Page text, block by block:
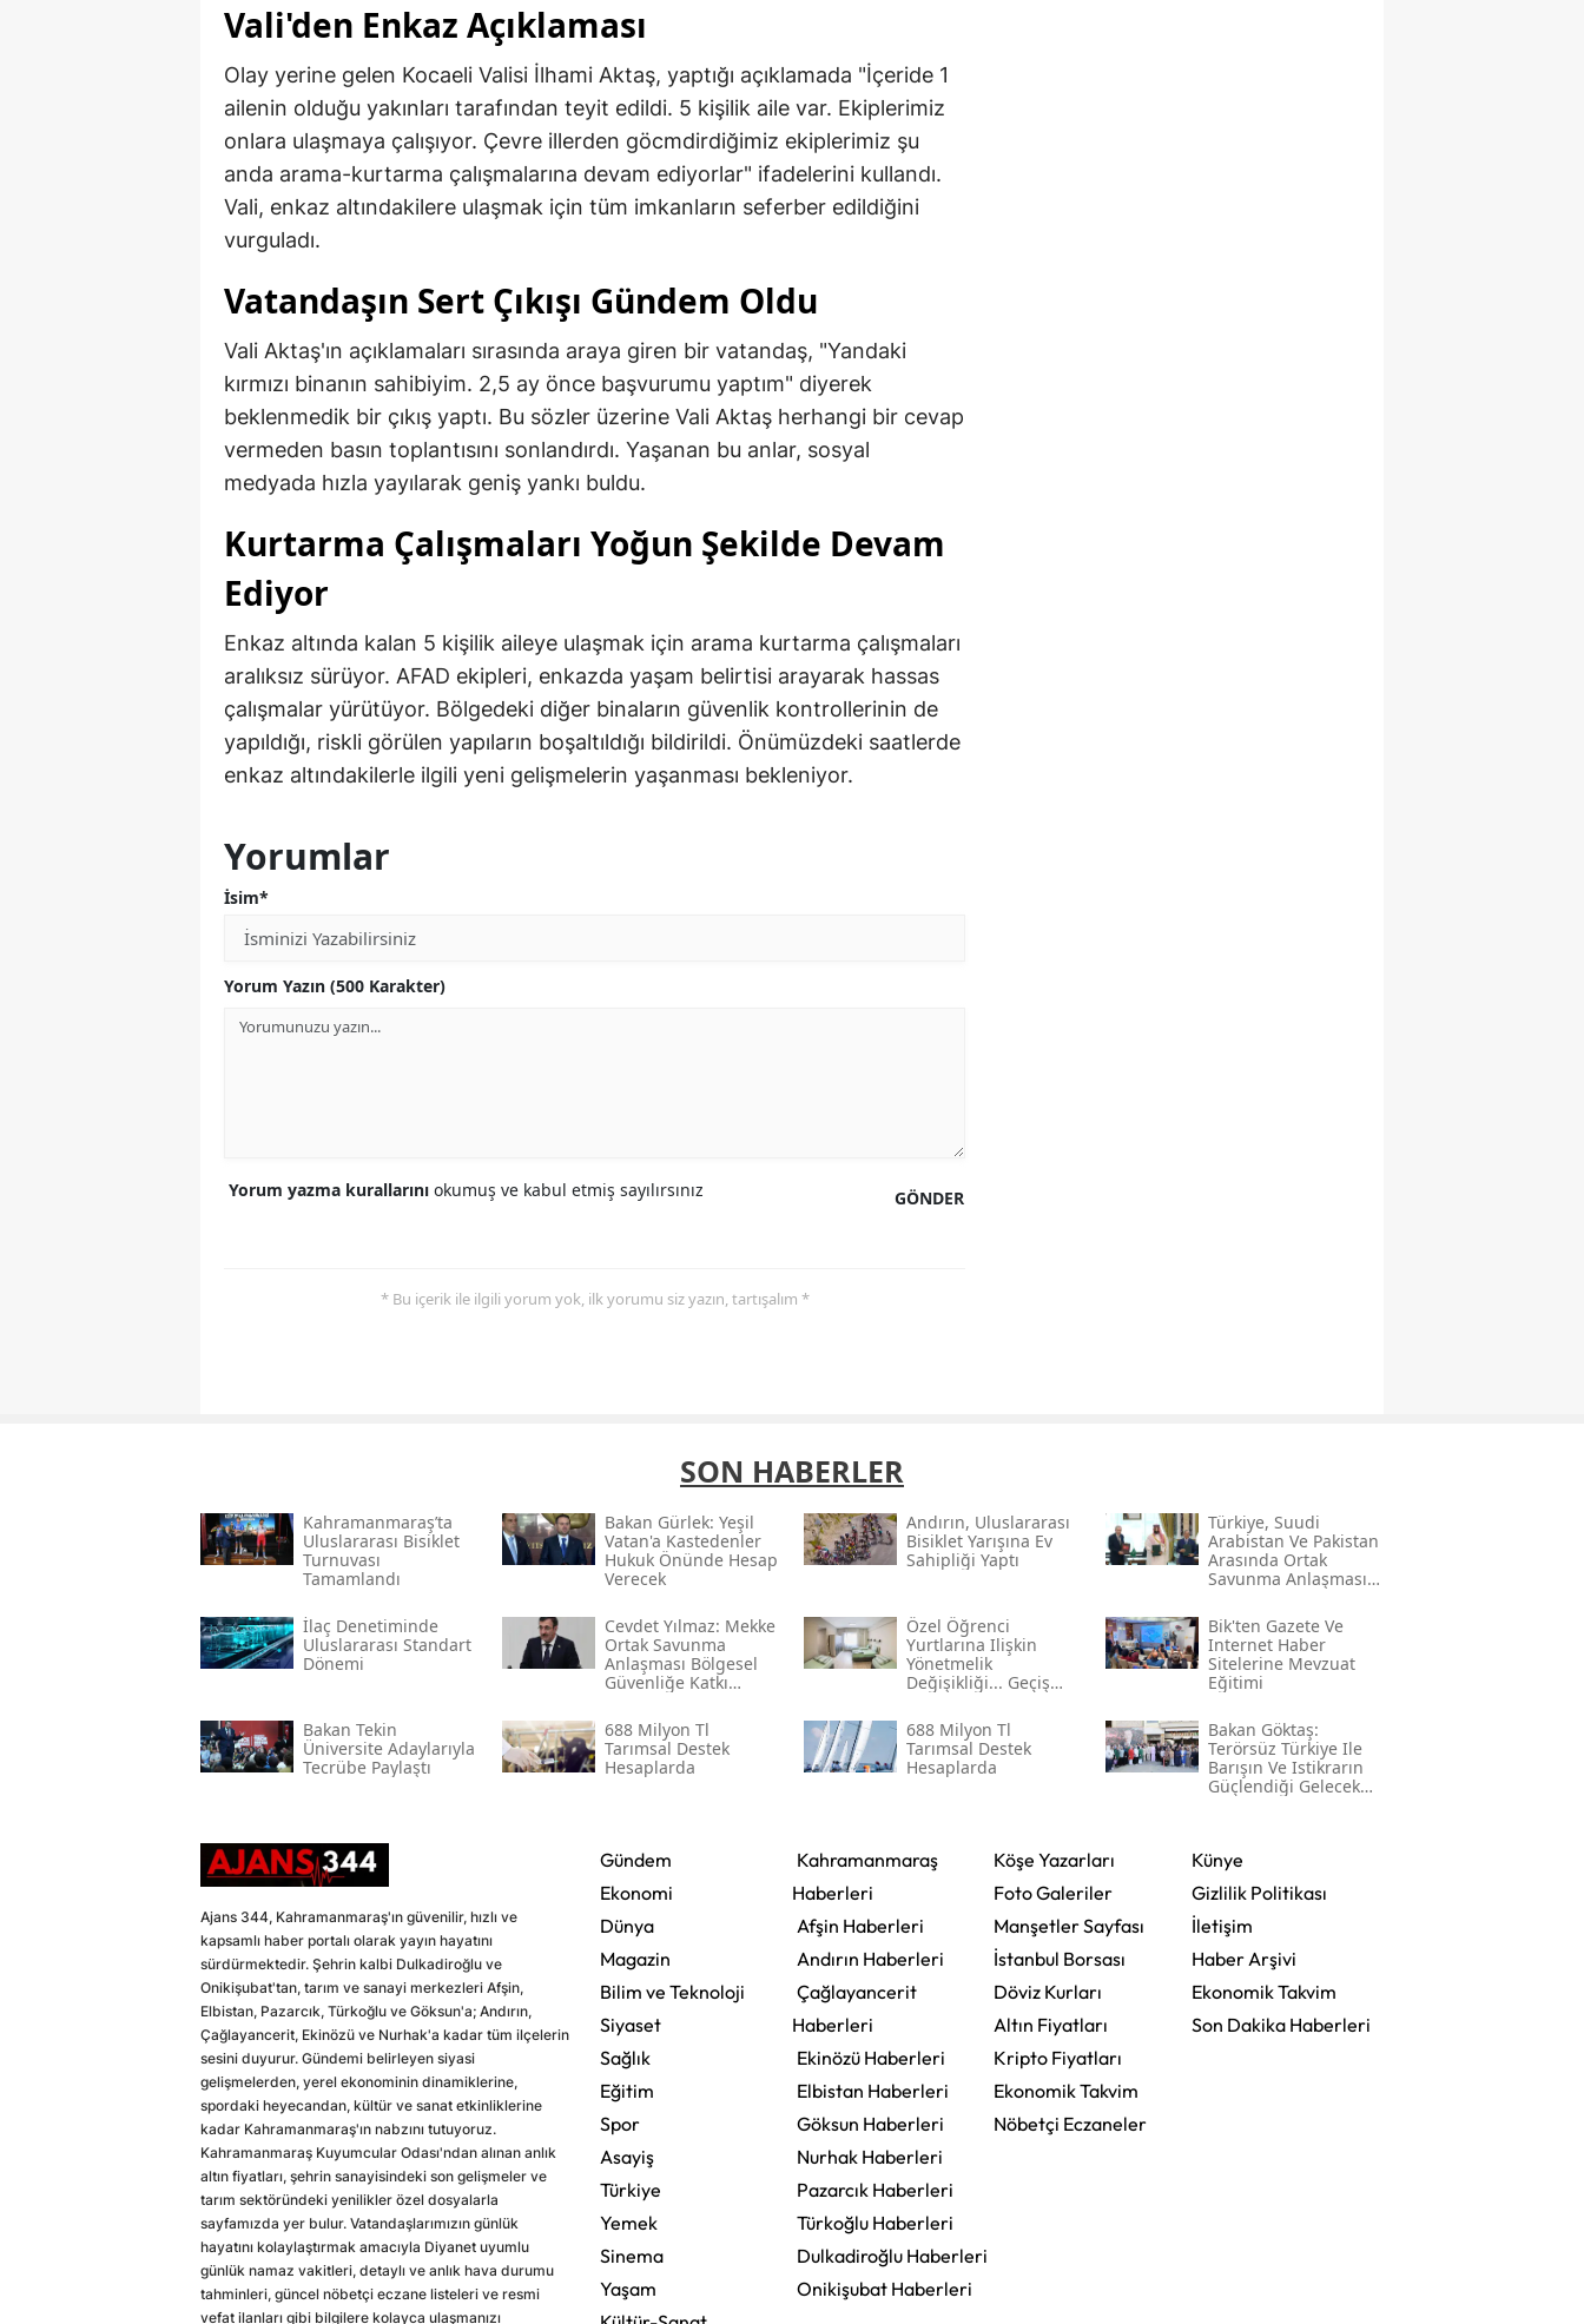
Vali'den Enkaz Açıklaması
Olay yerine gelen Kocaeli Valisi İlhami Aktaş, yaptığı açıklamada "İçeride 1
ailenin olduğu yakınları tarafından teyit edildi. 5 kişilik aile var. Ekiplerimiz
onlara ulaşmaya çalışıyor. Çevre illerden göcmdirdiğimiz ekiplerimiz şu
anda arama-kurtarma çalışmalarına devam ediyorlar" ifadelerini kullandı.
Vali, enkaz altındakilere ulaşmak için tüm imkanların seferber edildiğini
vurguladı.
Vatandaşın Sert Çıkışı Gündem Oldu
Vali Aktaş'ın açıklamaları sırasında araya giren bir vatandaş, "Yandaki
kırmızı binanın sahibiyim. 2,5 ay önce başvurumu yaptım" diyerek
beklenmedik bir çıkış yaptı. Bu sözler üzerine Vali Aktaş herhangi bir cevap
vermeden basın toplantısını sonlandırdı. Yaşanan bu anlar, sosyal
medyada hızla yayılarak geniş yankı buldu.
Kurtarma Çalışmaları Yoğun Şekilde Devam
Ediyor
Enkaz altında kalan 5 kişilik aileye ulaşmak için arama kurtarma çalışmaları
aralıksız sürüyor. AFAD ekipleri, enkazda yaşam belirtisi arayarak hassas
çalışmalar yürütüyor. Bölgedeki diğer binaların güvenlik kontrollerinin de
yapıldığı, riskli görülen yapıların boşaltıldığı bildirildi. Önümüzdeki saatlerde
enkaz altındakilerle ilgili yeni gelişmelerin yaşanması bekleniyor.
Yorumlar
İsim*
Yorum Yazın (500 Karakter)
GÖNDER
Yorum yazma kurallarını okumuş ve kabul etmiş sayılırsınız
* Bu içerik ile ilgili yorum yok, ilk yorumu siz yazın, tartışalım *
SON HABERLER
Kahramanmaraş’ta
Uluslararası Bisiklet
Turnuvası
Tamamlandı
Bakan Gürlek: Yeşil
Vatan'a Kastedenler
Hukuk Önünde Hesap
Verecek
Andırın, Uluslararası
Bisiklet Yarışına Ev
Sahipliği Yaptı
Türkiye, Suudi
Arabistan Ve Pakistan
Arasında Ortak
Savunma Anlaşması
İlaç Denetiminde
Uluslararası Standart
Dönemi
Cevdet Yılmaz: Mekke
Ortak Savunma
Anlaşması Bölgesel
Güvenliğe Katkı
Özel Öğrenci
Yurtlarına Ilişkin
Yönetmelik
Değişikliği... Geçiş
Bi̇k'ten Gazete Ve
Internet Haber
Sitelerine Mevzuat
Eğitimi
Bakan Tekin
Üniversite Adaylarıyla
Tecrübe Paylaştı
688 Milyon Tl
Tarımsal Destek
Hesaplarda
688 Milyon Tl
Tarımsal Destek
Hesaplarda
Bakan Göktaş:
Terörsüz Türkiye Ile
Barışın Ve Istikrarın
Güçlendiği Gelecek
Ajans 344, Kahramanmaraş'ın güvenilir, hızlı ve
kapsamlı haber portalı olarak yayın hayatını
sürdürmektedir. Şehrin kalbi Dulkadiroğlu ve
Onikişubat'tan, tarım ve sanayi merkezleri Afşin,
Elbistan, Pazarcık, Türkoğlu ve Göksun'a; Andırın,
Çağlayancerit, Ekinözü ve Nurhak'a kadar tüm ilçelerin
sesini duyurur. Gündemi belirleyen siyasi
gelişmelerden, yerel ekonominin dinamiklerine,
spordaki heyecandan, kültür ve sanat etkinliklerine
kadar Kahramanmaraş'ın nabzını tutuyoruz.
Kahramanmaraş Kuyumcular Odası'ndan alınan anlık
altın fiyatları, şehrin sanayisindeki son gelişmeler ve
tarım sektöründeki yenilikler özel dosyalarla
sayfamızda yer bulur. Vatandaşlarımızın günlük
hayatını kolaylaştırmak amacıyla Diyanet uyumlu
günlük namaz vakitleri, detaylı ve anlık hava durumu
tahminleri, güncel nöbetçi eczane listeleri ve resmi
vefat ilanları gibi bilgilere kolayca ulaşmanızı
Gündem
Ekonomi
Dünya
Magazin
Bilim ve Teknoloji
Siyaset
Sağlık
Eğitim
Spor
Asayiş
Türkiye
Yemek
Sinema
Yaşam
Kahramanmaraş
Haberleri
Afşin Haberleri
Andırın Haberleri
Çağlayancerit
Haberleri
Ekinözü Haberleri
Elbistan Haberleri
Göksun Haberleri
Nurhak Haberleri
Pazarcık Haberleri
Türkoğlu Haberleri
Dulkadiroğlu Haberleri
Onikişubat Haberleri
Köşe Yazarları
Foto Galeriler
Manşetler Sayfası
İstanbul Borsası
Döviz Kurları
Altın Fiyatları
Kripto Fiyatları
Ekonomik Takvim
Nöbetçi Eczaneler
Künye
Gizlilik Politikası
İletişim
Haber Arşivi
Ekonomik Takvim
Son Dakika Haberleri